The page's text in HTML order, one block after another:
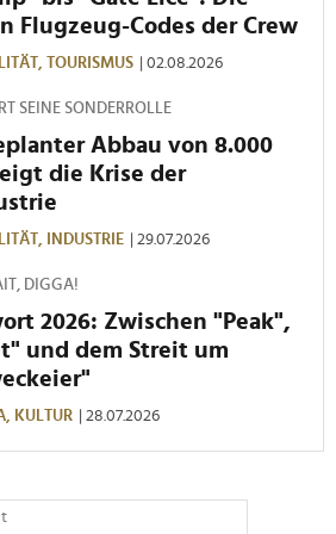
Informationen möglicherweise mit
die Sie ihnen bereitgestellt
Rahmen Ihrer Nutzung der Dienste
Flugzeug-Codes der Crew
TOURISMUS | 02.08.2026
SEINE SONDERROLLE
Abbau von 8.000
die Krise der
INDUSTRIE | 29.07.2026
DIGGA!
2026: Zwischen "Peak",
und dem Streit um
KULTUR | 28.07.2026